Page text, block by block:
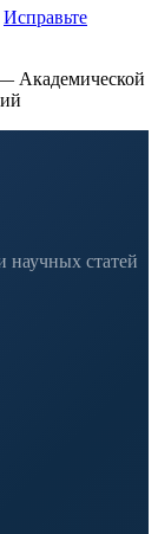
Исправьте
Академической
научных статей